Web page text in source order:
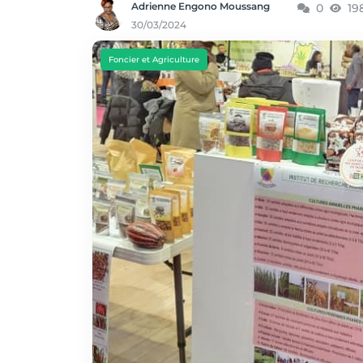
Adrienne Engono Moussang
30/03/2024
0
Foncier et Agriculture